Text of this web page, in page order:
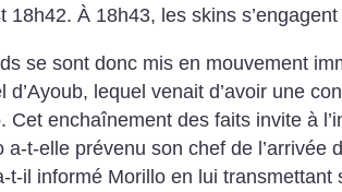
18h42. À 18h43, les skins
se sont donc mis en mouvement
d’Ayoub, lequel venait d’avoir une
Cet enchaînement des faits invite à
a-t-elle prévenu son chef de l’arrivée
t-il informé Morillo en lui transmettant